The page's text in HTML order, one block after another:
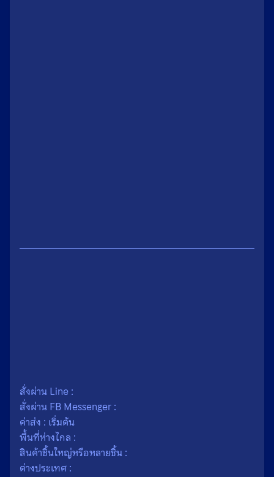
สั่งผ่าน Line :
สั่งผ่าน FB Messenger :
ค่าส่ง : เริ่มต้น
พื้นที่ห่างไกล :
สินค้าชิ้นใหญ่หรือหลายชิ้น :
ต่างประเทศ :